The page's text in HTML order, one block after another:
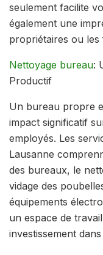
seulement facilite
également une
propriétaires ou
Nettoyage bureau:
Productif
Un bureau propre
impact significatif
employés. Les
Lausanne
des bureaux, le
vidage des
équipements
un espace de
investissement